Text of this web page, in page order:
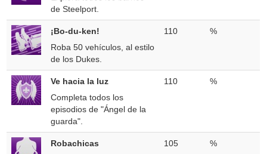
de Steelport.
¡Bo-du-ken!
Roba 50 vehículos, al estilo
de los Dukes.
110 %
Ve hacia la luz
Completa todos los
episodios de "Ángel de la
guarda".
110 %
Robachicas
105 %